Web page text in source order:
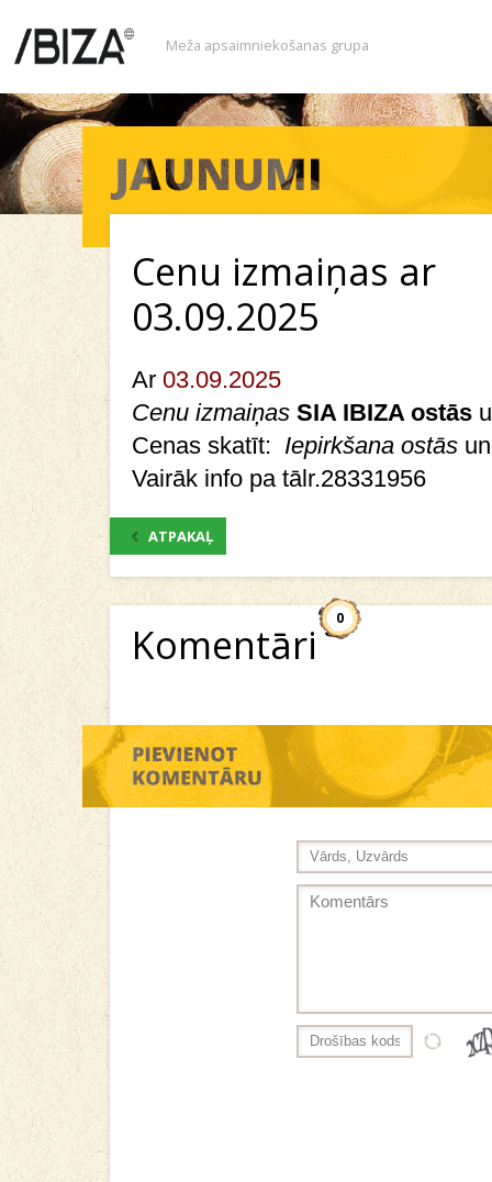
Meža apsaimniekošanas grupa
Cenu izmaiņas ar
03.09.2025
Ar 03.09.2025
Cenu izmaiņas SIA IBIZA ostās
Cenas skatīt: Iepirkšana ostās un
Vairāk info pa tālr.28331956
ATPAKAĻ
Komentāri
0